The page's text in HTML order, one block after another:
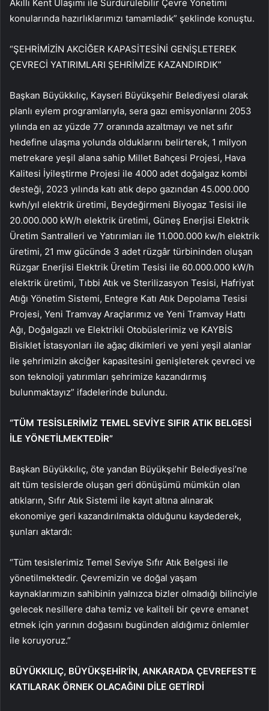
Akıllı Kent Ulaşımı ile Sürdürülebilir Çevre Yönetimi
konularında hazırlıklarımızı tamamladık” şeklinde konuştu.
“ŞEHRİMİZİN AKCİĞER KAPASİTESİNİ GENİŞLETEREK
ÇEVRECİ YATIRIMLARI ŞEHRİMİZE KAZANDIRDIK”
Başkan Büyükkılıç, Kayseri Büyükşehir Belediyesi olarak
planlı eylem programlarıyla, sera gazı emisyonlarını 2053
yılında en az yüzde 77 oranında azaltmayı ve net sıfır
hedefine ulaşma yolunda olduklarını belirterek, 1 milyon
metrekare yeşil alana sahip Millet Bahçesi Projesi, Hava
Kalitesi İyileştirme Projesi ile 4000 adet doğalgaz kombi
desteği, 2023 yılında katı atık depo gazından 45.000.000
kwh/yıl elektrik üretimi, Beydeğirmeni Biyogaz Tesisi ile
20.000.000 kW/h elektrik üretimi, Güneş Enerjisi Elektrik
Üretim Santralleri ve Yatırımları ile 11.000.000 kw/h elektrik
üretimi, 21 mw gücünde 3 adet rüzgâr türbininden oluşan
Rüzgar Enerjisi Elektrik Üretim Tesisi ile 60.000.000 kW/h
elektrik üretimi, Tıbbi Atık ve Sterilizasyon Tesisi, Hafriyat
Atığı Yönetim Sistemi, Entegre Katı Atık Depolama Tesisi
Projesi, Yeni Tramvay Araçlarımız ve Yeni Tramvay Hattı
Ağı, Doğalgazlı ve Elektrikli Otobüslerimiz ve KAYBİS
Bisiklet İstasyonları ile ağaç dikimleri ve yeni yeşil alanlar
ile şehrimizin akciğer kapasitesini genişleterek çevreci ve
son teknoloji yatırımları şehrimize kazandırmış
bulunmaktayız” ifadelerinde bulundu.
“TÜM TESİSLERİMİZ TEMEL SEVİYE SIFIR ATIK BELGESİ
İLE YÖNETİLMEKTEDİR”
Başkan Büyükkılıç, öte yandan Büyükşehir Belediyesi’ne
ait tüm tesislerde oluşan geri dönüşümü mümkün olan
atıkların, Sıfır Atık Sistemi ile kayıt altına alınarak
ekonomiye geri kazandırılmakta olduğunu kaydederek,
şunları aktardı:
“Tüm tesislerimiz Temel Seviye Sıfır Atık Belgesi ile
yönetilmektedir. Çevremizin ve doğal yaşam
kaynaklarımızın sahibinin yalnızca bizler olmadığı bilinciyle
gelecek nesillere daha temiz ve kaliteli bir çevre emanet
etmek için yarının doğasını bugünden aldığımız önlemler
ile koruyoruz.”
BÜYÜKKILIÇ, BÜYÜKŞEHİR’İN, ANKARA’DA ÇEVREFEST’E
KATILARAK ÖRNEK OLACAĞINI DİLE GETİRDİ